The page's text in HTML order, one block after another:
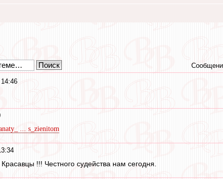
... s_zienitom
!!! Честного судейства нам сегодня.